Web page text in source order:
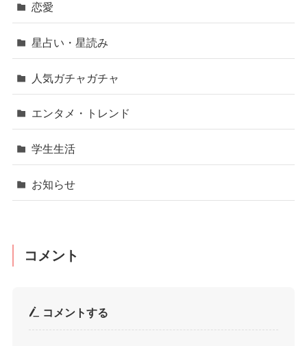
恋愛
星占い・星読み
人気ガチャガチャ
エンタメ・トレンド
学生生活
お知らせ
コメント
コメントする